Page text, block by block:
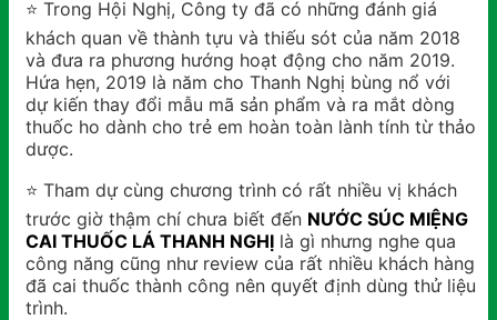
⭐️ Trong Hội Nghị, Công ty đã có những đánh giá
khách quan về thành tựu và thiếu sót của năm 2018
và đưa ra phương hướng hoạt động cho năm 2019.
Hứa hẹn, 2019 là năm cho Thanh Nghị bùng nổ với
dự kiến thay đổi mẫu mã sản phẩm và ra mắt dòng
thuốc ho dành cho trẻ em hoàn toàn lành tính từ thảo
dược.
⭐️ Tham dự cùng chương trình có rất nhiều vị khách
trước giờ thậm chí chưa biết đến NƯỚC SÚC MIỆNG
CAI THUỐC LÁ THANH NGHỊ là gì nhưng nghe qua
công năng cũng như review của rất nhiều khách hàng
đã cai thuốc thành công nên quyết định dùng thử liệu
trình.